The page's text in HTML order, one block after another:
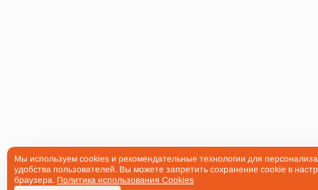
Мы используем cookies и рекомендательные технологии для
удобства пользователей. Вы можете запретить сохранение cookie в
браузера. Политика использования Cookies